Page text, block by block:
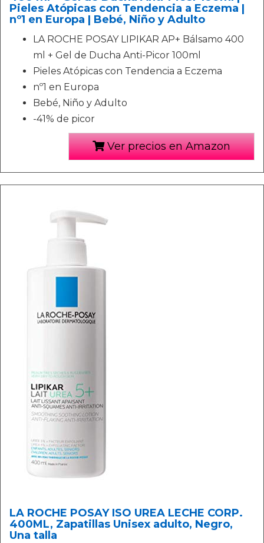
Pieles Atópicas con Tendencia a Eczema |
nº1 en Europa | Bebé, Niño y Adulto
LA ROCHE POSAY LIPIKAR AP+ Bálsamo 400
ml + Gel de Ducha Anti-Picor 100ml
Pieles Atópicas con Tendencia a Eczema
nº1 en Europa
Bebé, Niño y Adulto
-41% de picor
Ver precios en Amazon
LA ROCHE POSAY ISO UREA LECHE CORP.
400ML, Zapatillas Unisex adulto, Negro,
Una talla